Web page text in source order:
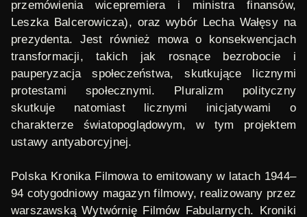
przemówienia wicepremiera i ministra finansów,
Leszka Balcerowicza), oraz wybór Lecha Wałęsy na
prezydenta. Jest również mowa o konsekwencjach
transformacji, takich jak rosnące bezrobocie i
pauperyzacja społeczeństwa, skutkujące licznymi
protestami społecznymi. Pluralizm polityczny
skutkuje natomiast licznymi inicjatywami o
charakterze światopoglądowym, w tym projektem
ustawy antyaborcyjnej.
Polska Kronika Filmowato emitowany w latach 1944–
94 cotygodniowy magazyn filmowy, realizowany przez
warszawską Wytwórnię Filmów Fabularnych. Kroniki